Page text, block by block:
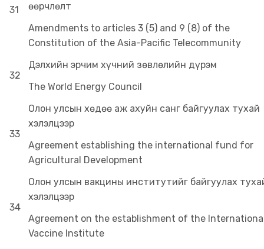
31
өөрчлөлт
Amendments to articles 3 (5) and 9 (8) of the
Constitution of the Asia-Pacific Telecommunity
32
Дэлхийн эрчим хүчний зөвлөлийн дүрэм
The World Energy Council
33
Олон улсын хөдөө аж ахуйн санг байгуулах тухай
хэлэлцээр
Agreement establishing the international fund for
Agricultural Development
34
Олон улсын вакцины институтийг байгуулах
хэлэлцээр
Agreement on the establishment of the
Vaccine Institute